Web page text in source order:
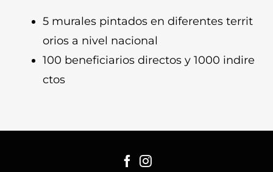
5 murales pintados en diferentes territ
orios a nivel nacional
100 beneficiarios directos y 1000 indire
ctos